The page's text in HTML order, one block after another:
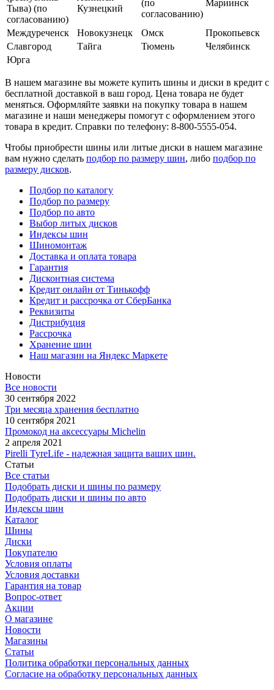
Тыва) (по
согласованию)
Кузнецкий
(по
согласованию)
Мариинск
Междуреченск Новокузнецк Омск
Прокопьевск
Славгород
Тайга Тюмень
Челябинск
Юрга
В нашем магазине вы можете купить шины и диски в кредит с
бесплатной доставкой в ваш город. Цена товара не будет
меняться. Оформляйте заявки на покупку товара в нашем
магазине и наши менеджеры помогут с оформлением этого
товара в кредит. Справки по телефону: 8-800-5555-054.
Чтобы приобрести шины или литые диски в нашем магазине
вам нужно сделать подбор по размеру шин, либо подбор по
размеру дисков.
Подбор по каталогу
Подбор по размеру
Подбор по авто
Выбор литых дисков
Индексы шин
Шиномонтаж
Доставка и оплата товара
Гарантия
Дисконтная система
Кредит онлайн от Тинькофф
Кредит и рассрочка от СберБанка
Реквизиты
Дистрибуция
Рассрочка
Хранение шин
Наш магазин на Яндекс Маркете
Новости
Все новости
30 сентября 2022
Три месяца хранения бесплатно
10 сентября 2021
Промокод на аксессуары Michelin
2 апреля 2021
Pirelli TyreLife - надежная защита ваших шин.
Статьи
Все статьи
Подобрать диски и шины по размеру
Подобрать диски и шины по авто
Индексы шин
Каталог
Шины
Диски
Покупателю
Условия оплаты
Условия доставки
Гарантия на товар
Вопрос-ответ
Акции
О магазине
Новости
Магазины
Статьи
Политика обработки персональных данных
Согласие на обработку персональных данных